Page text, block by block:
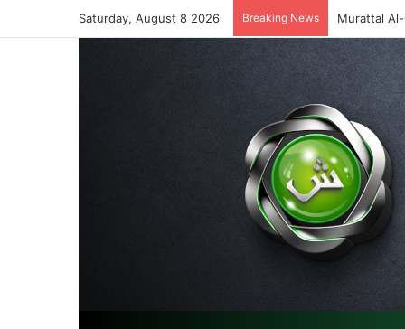
Saturday, August 8 2026 Breaking News Murattal Al-